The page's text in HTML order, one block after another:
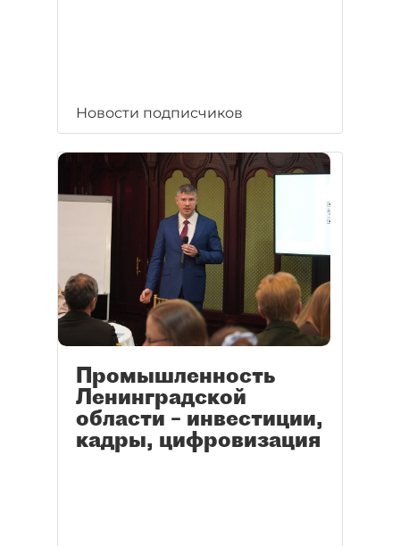
Новости подписчиков
Промышленность
Ленинградской
области – инвестиции,
кадры, цифровизация